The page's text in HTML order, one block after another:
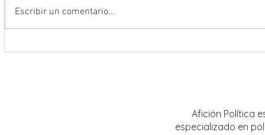
Escribir un comentario...
Afición Política
especializado en